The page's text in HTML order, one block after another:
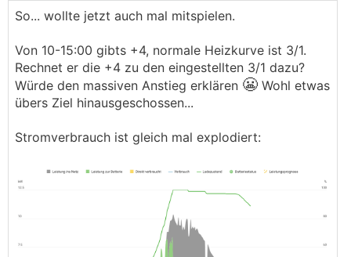
So... wollte jetzt auch mal mitspielen.
Von 10-15:00 gibts +4, normale Heizkurve ist 3/1.
Rechnet er die +4 zu den eingestellten 3/1 dazu?
Würde den massiven Anstieg erklären 😬 Wohl etwas
übers Ziel hinausgeschossen...
Stromverbrauch ist gleich mal explodiert: